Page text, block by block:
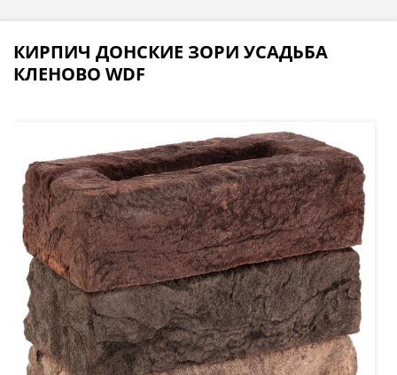
КИРПИЧ ДОНСКИЕ ЗОРИ УСАДЬБА
КЛЕНОВО WDF